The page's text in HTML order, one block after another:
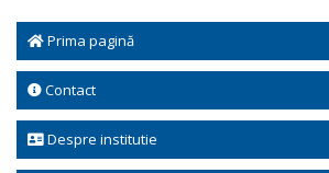
Prima pagină
Contact
Despre institutie